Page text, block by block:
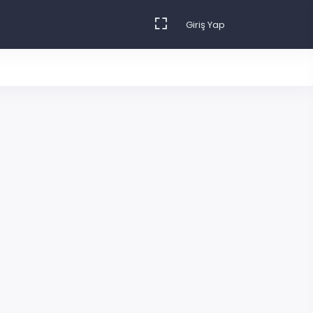
Giriş Yap